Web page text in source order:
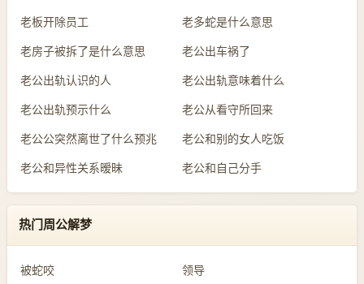
老板开除员工 老多蛇是什么意思
老房子被拆了是什么意思 老公出车祸了
老公出轨认识的人 老公出轨意味着什么
老公出轨预示什么 老公从看守所回来
老公公突然离世了什么预兆 老公和别的女人吃饭
老公和异性关系暧昧 老公和自己分手
热门周公解梦
被蛇咬 领导